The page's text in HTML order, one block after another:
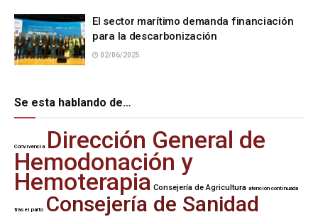
El sector marítimo demanda financiación
para la descarbonización
02/06/2025
Se esta hablando de…
Convivencia Dirección General de
Hemodonación y
Hemoterapia Consejería de Agricultura atención continuada
tras el parto Consejería de Sanidad